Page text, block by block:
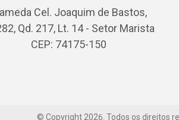
Cel. Joaquim de Bastos,
Qd. 217, Lt. 14 - Setor Marista
CEP: 74175-150
© Copyright 2026 Todos os direitos